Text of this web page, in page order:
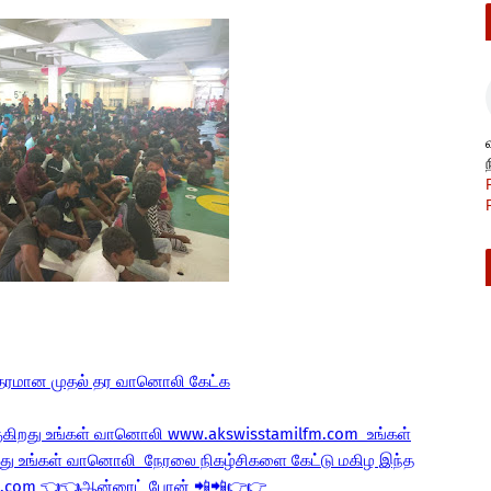
முதல் தர வானொலி கேட்க
உங்கள் வானொலி www.akswisstamilfm.com உங்கள்
உங்கள் வானொலி நேரலை நிகழ்சிகளை கேட்டு மகிழ இந்த
👈👈ஆன்ரைட் போன் 📲📲👉👉